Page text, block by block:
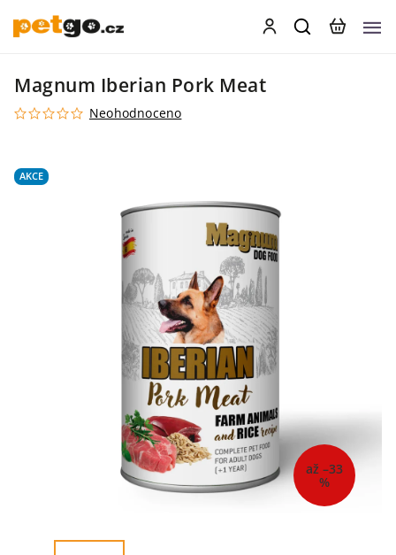
Magnum Iberian Pork Meat
Neohodnoceno
AKCE
až –33
%